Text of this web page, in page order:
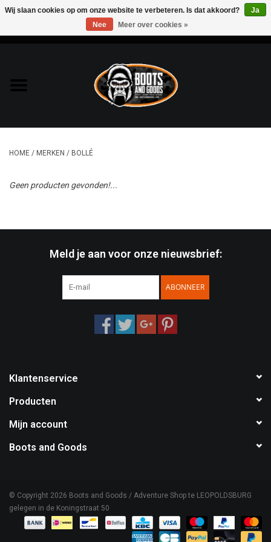
Bags & Packs
Bescherming
Messen & Multitools
Boots and Goods Blog !
HOME / MERKEN / BOLLÉ
Geen producten gevonden!...
Meld je aan voor onze nieuwsbrief:
ABONNEER
Klantenservice
Producten
Mijn account
Boots and Goods
© Copyright 2026 Boots and Goods / Adventure Shop te LEOPOLDSBURG
gelegen in de Koningstraat 50
Wij slaan cookies op om onze website te verbeteren. Is dat akkoord?
Ja
Nee
Meer over cookies »